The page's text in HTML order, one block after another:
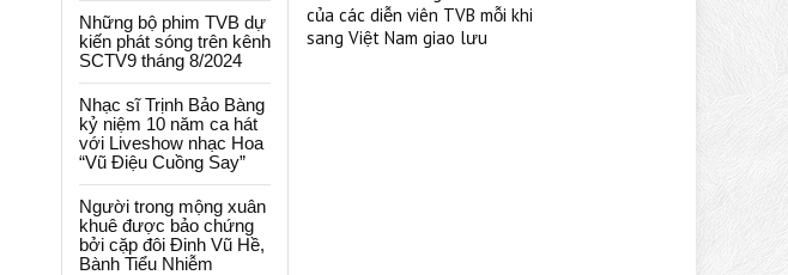
Những bộ phim TVB dự
kiến phát sóng trên kênh
SCTV9 tháng 8/2024
Nhạc sĩ Trịnh Bảo Bàng
kỷ niệm 10 năm ca hát
với Liveshow nhạc Hoa
“Vũ Điệu Cuồng Say”
Người trong mộng xuân
khuê được bảo chứng
bởi cặp đôi Đinh Vũ Hề,
Bành Tiểu Nhiễm
của các diễn viên TVB mỗi khi
sang Việt Nam giao lưu